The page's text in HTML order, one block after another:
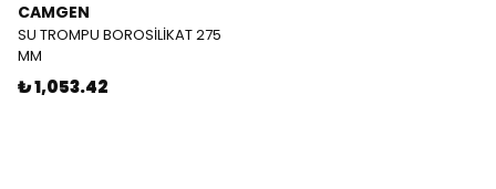
CAMGEN
SU TROMPU BOROSİLİKAT 275
MM
₺ 1,053.42